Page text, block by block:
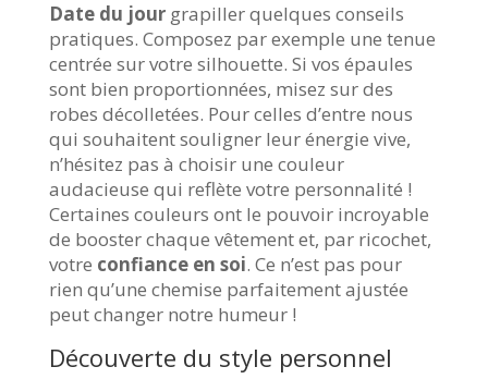
Date du jourgrapiller quelques conseils
pratiques. Composez par exemple une tenue
centrée sur votre silhouette. Si vos épaules
sont bien proportionnées, misez sur des
robes décolletées. Pour celles d’entre nous
qui souhaitent souligner leur énergie vive,
n’hésitez pas à choisir une couleur
audacieuse qui reflète votre personnalité !
Certaines couleurs ont le pouvoir incroyable
de booster chaque vêtement et, par ricochet,
votre confiance en soi. Ce n’est pas pour
rien qu’une chemise parfaitement ajustée
peut changer notre humeur !
Découverte du style personnel